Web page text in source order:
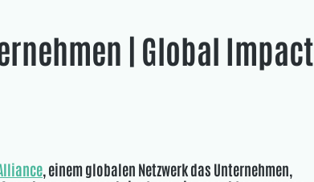
| Global Impact
, einem globalen Netzwerk das Unternehmen,